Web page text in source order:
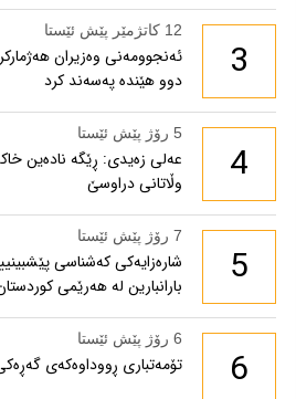
3
12 کاتژمێر پێش ئێستا
ئەنجوومەنی وەزیران
دوو هێندە پەسەند کرد
4
5 رۆژ پێش ئێستا
عەلی زەیدی: ڕێگە نادەین
وڵاتانی دراوسێ
5
7 رۆژ پێش ئێستا
شارەزایەکی کەشناسی
بارانبارین لە هەرێمی
6
6 رۆژ پێش ئێستا
تۆمەتباری ڕووداوەکەی